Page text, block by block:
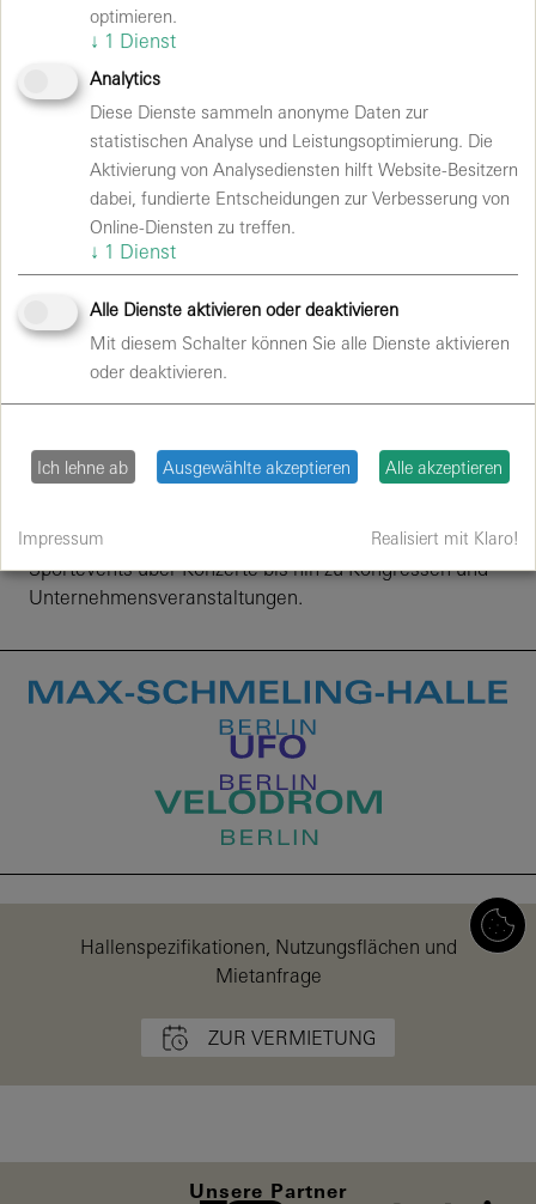
Ausstattung und Infrastruktur
Neben den Veranstaltungsflächen bietet Velomax
Berlin eine moderne Infrastruktur für die Planung und
Durchführung von Events jeder Größe. Dazu gehören:
Technische Ausstattung auf höchstem Niveau
Flexible Raum- und Bühnenkonzepte
Professionelle Abläufe im Veranstaltungsbetrieb
Dank der Zugehörigkeit zur Apleona Gruppe können
Facility Services aus einer Hand angeboten werden –
Infrastruktur.
Das Zusammenspiel aus erfahrenem Team,
schafft die Basis für erfolgreiche Veranstaltungen: von
Sportevents über Konzerte bis hin zu Kongressen und
Unternehmensveranstaltungen.
Hallenspezifikationen, Nutzungsflächen und
Mietanfrage
ZUR VERMIETUNG
Unsere Partner
optimieren.
↓ 1 Dienst
Analytics
Diese Dienste sammeln anonyme Daten zur
statistischen Analyse und Leistungsoptimierung. Die
Aktivierung von Analysediensten hilft Website-Besitzern
dabei, fundierte Entscheidungen zur Verbesserung von
Online-Diensten zu treffen.
↓ 1 Dienst
Alle Dienste aktivieren oder deaktivieren
Mit diesem Schalter können Sie alle Dienste aktivieren
oder deaktivieren.
Ich lehne ab Ausgewählte akzeptieren Alle akzeptieren
Impressum Realisiert mit Klaro!